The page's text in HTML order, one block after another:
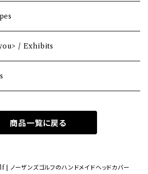
/ Exhibits
商品一覧に戻る
ーザンズゴルフのハンドメイドヘッドカバー